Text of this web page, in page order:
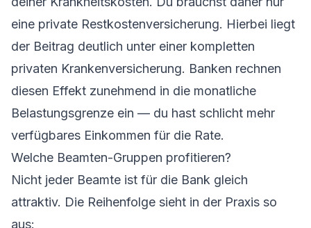
eine private Restkostenversicherung. Hierbei liegt
der Beitrag deutlich unter einer kompletten
privaten Krankenversicherung. Banken rechnen
diesen Effekt zunehmend in die monatliche
Belastungsgrenze ein — du hast schlicht mehr
verfügbares Einkommen für die Rate.
Welche Beamten-Gruppen profitieren?
Nicht jeder Beamte ist für die Bank gleich
attraktiv. Die Reihenfolge sieht in der Praxis so
aus: